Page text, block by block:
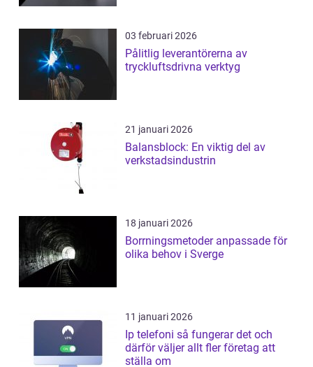
03 februari 2026
Pålitlig leverantörerna av
tryckluftsdrivna verktyg
21 januari 2026
Balansblock: En viktig del av
verkstadsindustrin
18 januari 2026
Borrningsmetoder anpassade för
olika behov i Sverge
11 januari 2026
Ip telefoni så fungerar det och
därför väljer allt fler företag att
ställa om